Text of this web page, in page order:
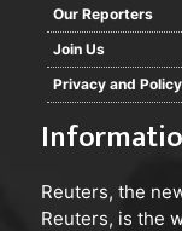
Our Reporters
Join Us
Privacy and Policy
Reuters, the
Reuters, is the